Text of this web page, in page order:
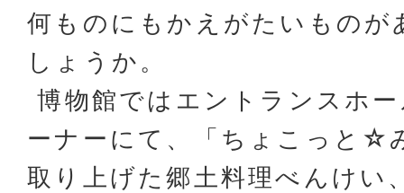
何ものにもかえがたいものが
しょうか。
博物館ではエントランスホ
ーナーにて、「ちょこっと☆
取り上げた郷土料理べんけい